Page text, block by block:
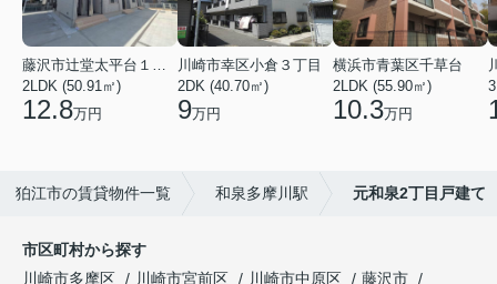
2LDK (50.91㎡)
12.8万円
川崎市幸区小倉３丁目
2DK (40.70㎡)
9万円
横浜市青葉区千草台
2LDK (55.90㎡)
10.3万円
狛江市の賃貸物件一覧 和泉多摩川駅 元和泉2丁目戸建て
市区町村から探す
川崎市多摩区
川崎市宮前区 川崎市中原区
藤沢市